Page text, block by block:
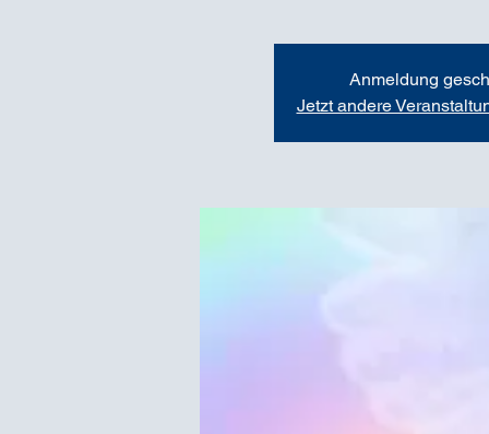
Anmeldung
Jetzt andere